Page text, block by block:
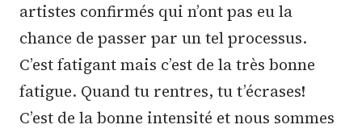
artistes confirmés qui n’ont pas eu la
chance de passer par un tel processus.
C’est fatigant mais c’est de la très bonne
fatigue. Quand tu rentres, tu t’écrases!
C’est de la bonne intensité et nous sommes